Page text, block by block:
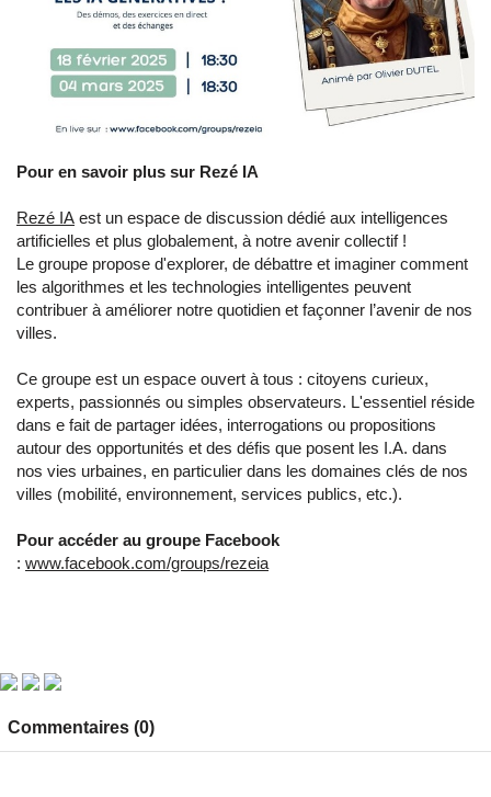
Pour en savoir plus sur Rezé IA
Rezé IA est un espace de discussion dédié aux intelligences
artificielles et plus globalement, à notre avenir collectif !
Le groupe propose d'explorer, de débattre et imaginer comment
les algorithmes et les technologies intelligentes peuvent
contribuer à améliorer notre quotidien et façonner l’avenir de nos
villes.
Ce groupe est un espace ouvert à tous : citoyens curieux,
experts, passionnés ou simples observateurs. L'essentiel réside
dans e fait de partager idées, interrogations ou propositions
autour des opportunités et des défis que posent les I.A. dans
nos vies urbaines, en particulier dans les domaines clés de nos
villes (mobilité, environnement, services publics, etc.).
Pour accéder au groupe Facebook
: www.facebook.com/groups/rezeia
Commentaires (0)